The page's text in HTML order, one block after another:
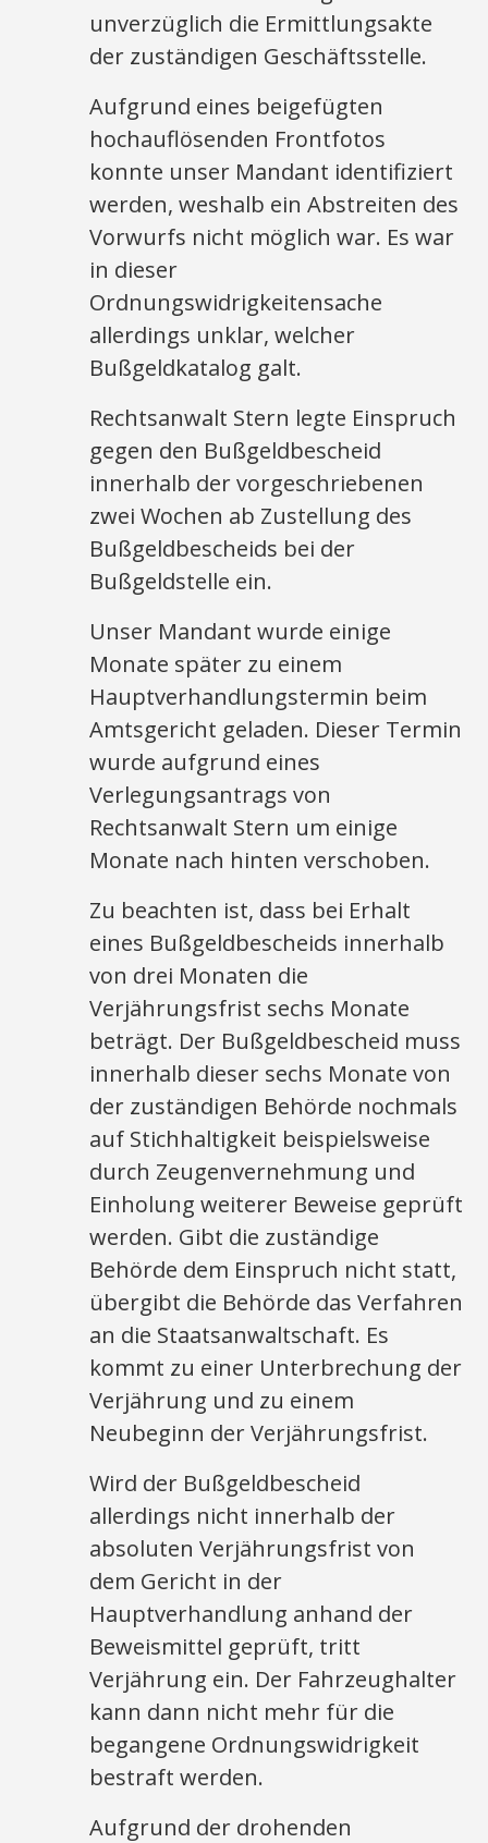
unverzüglich die Ermittlungsakte
der zuständigen Geschäftsstelle.
Aufgrund eines beigefügten
hochauflösenden Frontfotos
konnte unser Mandant identifiziert
werden, weshalb ein Abstreiten des
Vorwurfs nicht möglich war. Es war
in dieser
Ordnungswidrigkeitensache
allerdings unklar, welcher
Bußgeldkatalog galt.
Rechtsanwalt Stern legte Einspruch
gegen den Bußgeldbescheid
innerhalb der vorgeschriebenen
zwei Wochen ab Zustellung des
Bußgeldbescheids bei der
Bußgeldstelle ein.
Unser Mandant wurde einige
Monate später zu einem
Hauptverhandlungstermin beim
Amtsgericht geladen. Dieser Termin
wurde aufgrund eines
Verlegungsantrags von
Rechtsanwalt Stern um einige
Monate nach hinten verschoben.
Zu beachten ist, dass bei Erhalt
eines Bußgeldbescheids innerhalb
von drei Monaten die
Verjährungsfrist sechs Monate
beträgt. Der Bußgeldbescheid muss
innerhalb dieser sechs Monate von
der zuständigen Behörde nochmals
auf Stichhaltigkeit beispielsweise
durch Zeugenvernehmung und
Einholung weiterer Beweise geprüft
werden. Gibt die zuständige
Behörde dem Einspruch nicht statt,
übergibt die Behörde das Verfahren
an die Staatsanwaltschaft. Es
kommt zu einer Unterbrechung der
Verjährung und zu einem
Neubeginn der Verjährungsfrist.
Wird der Bußgeldbescheid
allerdings nicht innerhalb der
absoluten Verjährungsfrist von
dem Gericht in der
Hauptverhandlung anhand der
Beweismittel geprüft, tritt
Verjährung ein. Der Fahrzeughalter
kann dann nicht mehr für die
begangene Ordnungswidrigkeit
bestraft werden.
Aufgrund der drohenden